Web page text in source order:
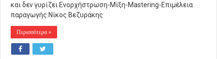
και δεν γυρίζει Ενορχήστρωση-Μίξη-Mastering-Eπιμέλεια
παραγωγής:Νίκος Βεζυράκης
Περισσότερα »